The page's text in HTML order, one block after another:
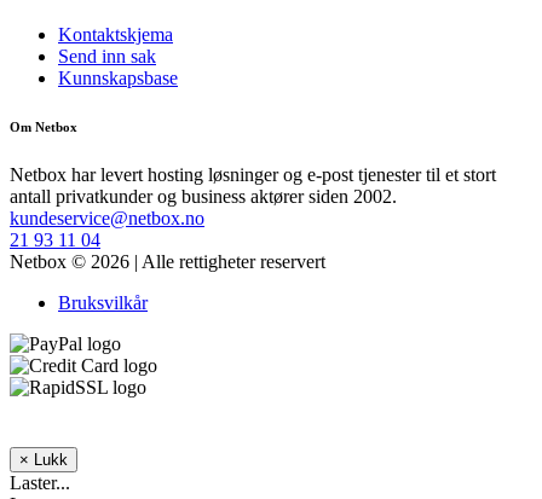
Kontaktskjema
Send inn sak
Kunnskapsbase
Om Netbox
Netbox har levert hosting løsninger og e-post tjenester til et stort
antall privatkunder og business aktører siden 2002.
kundeservice@netbox.no
21 93 11 04
Netbox © 2026 | Alle rettigheter reservert
Bruksvilkår
× Lukk
Laster...